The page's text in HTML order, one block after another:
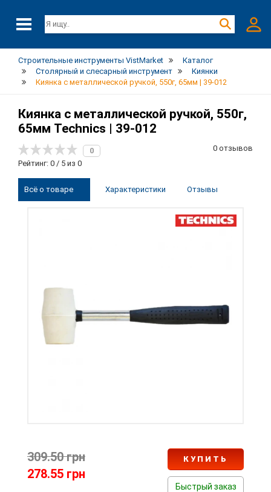
Строительные инструменты VistMarket
Каталог
Столярный и слесарный инструмент
Киянки
Киянка с металлической ручкой, 550г, 65мм | 39-012
Киянка с металлической ручкой, 550г,
65мм Technics | 39-012
0
Рейтинг: 0 / 5 из 0
0 отзывов
Всё о товаре Характеристики Отзывы
309.50 грн
278.55 грн
Быстрый заказ
КУПИТЬ